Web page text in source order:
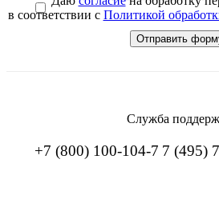
в соответствии с Политикой
Служба
+7 (800) 100-104-7 7 (495)